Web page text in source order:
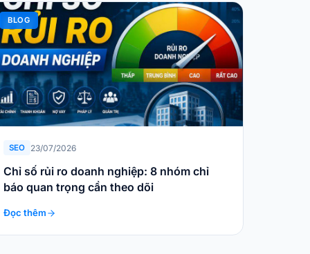
BLOG
SEO 23/07/2026
Chỉ số rủi ro doanh nghiệp: 8 nhóm chỉ
báo quan trọng cần theo dõi
Đọc thêm